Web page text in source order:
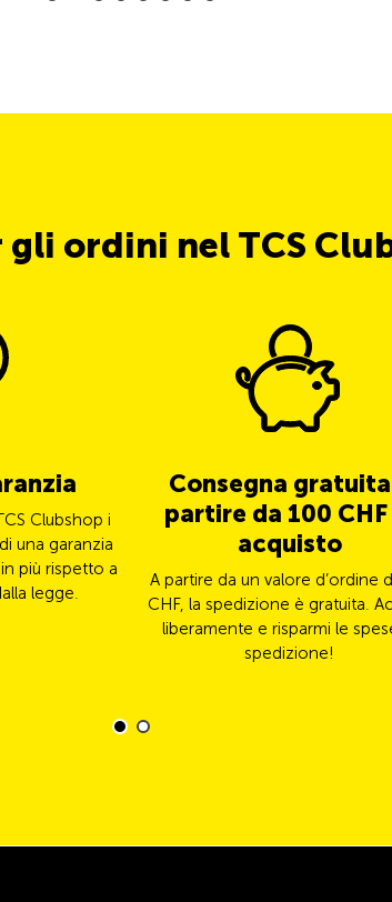
ordini nel TCS
Clubshop i
una garanzia
più rispetto a
legge.
Consegna
partire da 100
acquisto
A partire da un valore d’ordine
CHF, la spedizione è gratuita.
liberamente e risparmi le
spedizione!